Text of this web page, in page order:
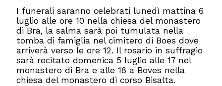
I funerali saranno celebrati lunedì mattina 6
luglio alle ore 10 nella chiesa del monastero
di Bra, la salma sarà poi tumulata nella
tomba di famiglia nel cimitero di Boes dove
arriverà verso le ore 12. Il rosario in suffragio
sarà recitato domenica 5 luglio alle 17 nel
monastero di Bra e alle 18 a Boves nella
chiesa del monastero di corso Bisalta.